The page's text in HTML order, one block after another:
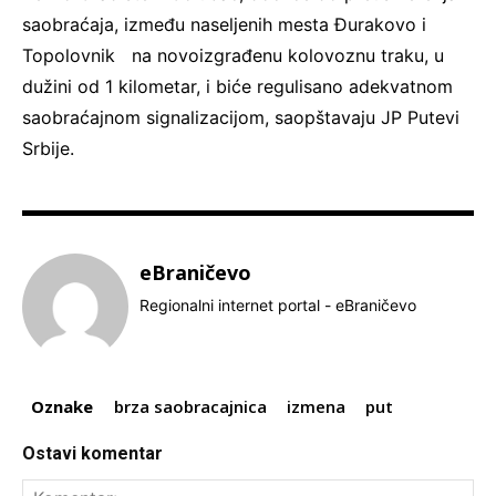
saobraćaja, između naseljenih mesta Đurakovo i
Topolovnik na novoizgrađenu kolovoznu traku, u
dužini od 1 kilometar, i biće regulisano adekvatnom
saobraćajnom signalizacijom, saopštavaju JP Putevi
Srbije.
eBraničevo
Regionalni internet portal - eBraničevo
Oznake brza saobracajnica izmena put
Ostavi komentar